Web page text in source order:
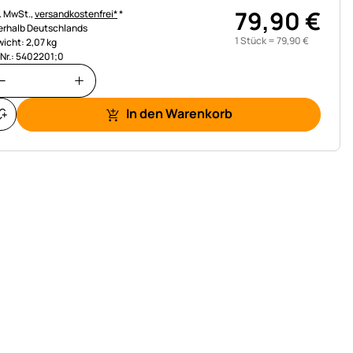
MwSt.,versandkostenfrei**
Deutschlands
2,07 kg
5402201;0
79,90€
1 Stück =79,90€
In den Warenkorb